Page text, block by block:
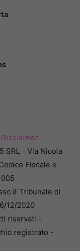
Disclaimer
SRL - Via Nicola
Fiscale e
il Tribunale di
12/2020
riservati -
registrato -